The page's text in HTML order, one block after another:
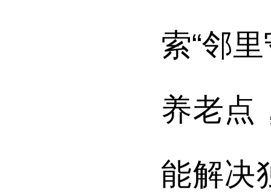
索“邻
养老点
能解决